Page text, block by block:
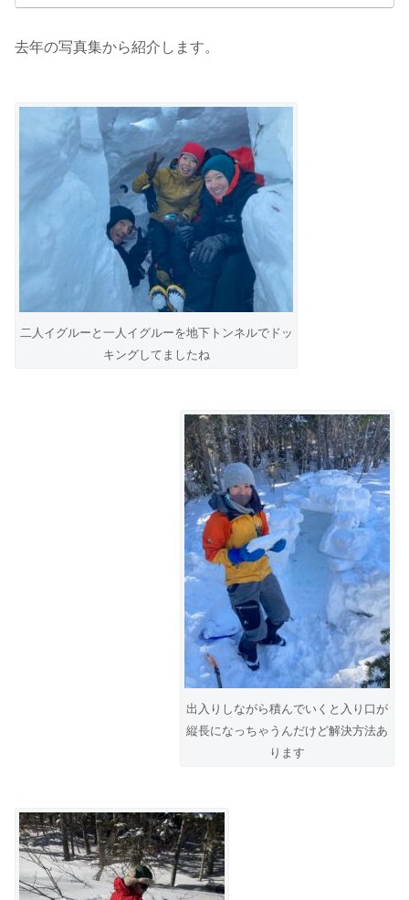
去年の写真集から紹介します。
二人イグルーと一人イグルーを地下トンネルでドッ
キングしてましたね
出入りしながら積んでいくと入り口が
縦長になっちゃうんだけど解決方法あ
ります